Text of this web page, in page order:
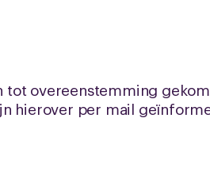
tot overeenstemming
hierover per mail